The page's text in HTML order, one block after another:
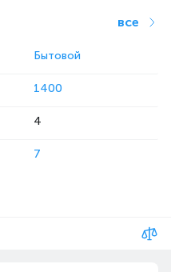
все
Бытовой
1400
4
7